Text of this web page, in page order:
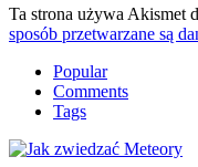
Ta strona używa Akismet
sposób przetwarzane są
Popular
Comments
Tags